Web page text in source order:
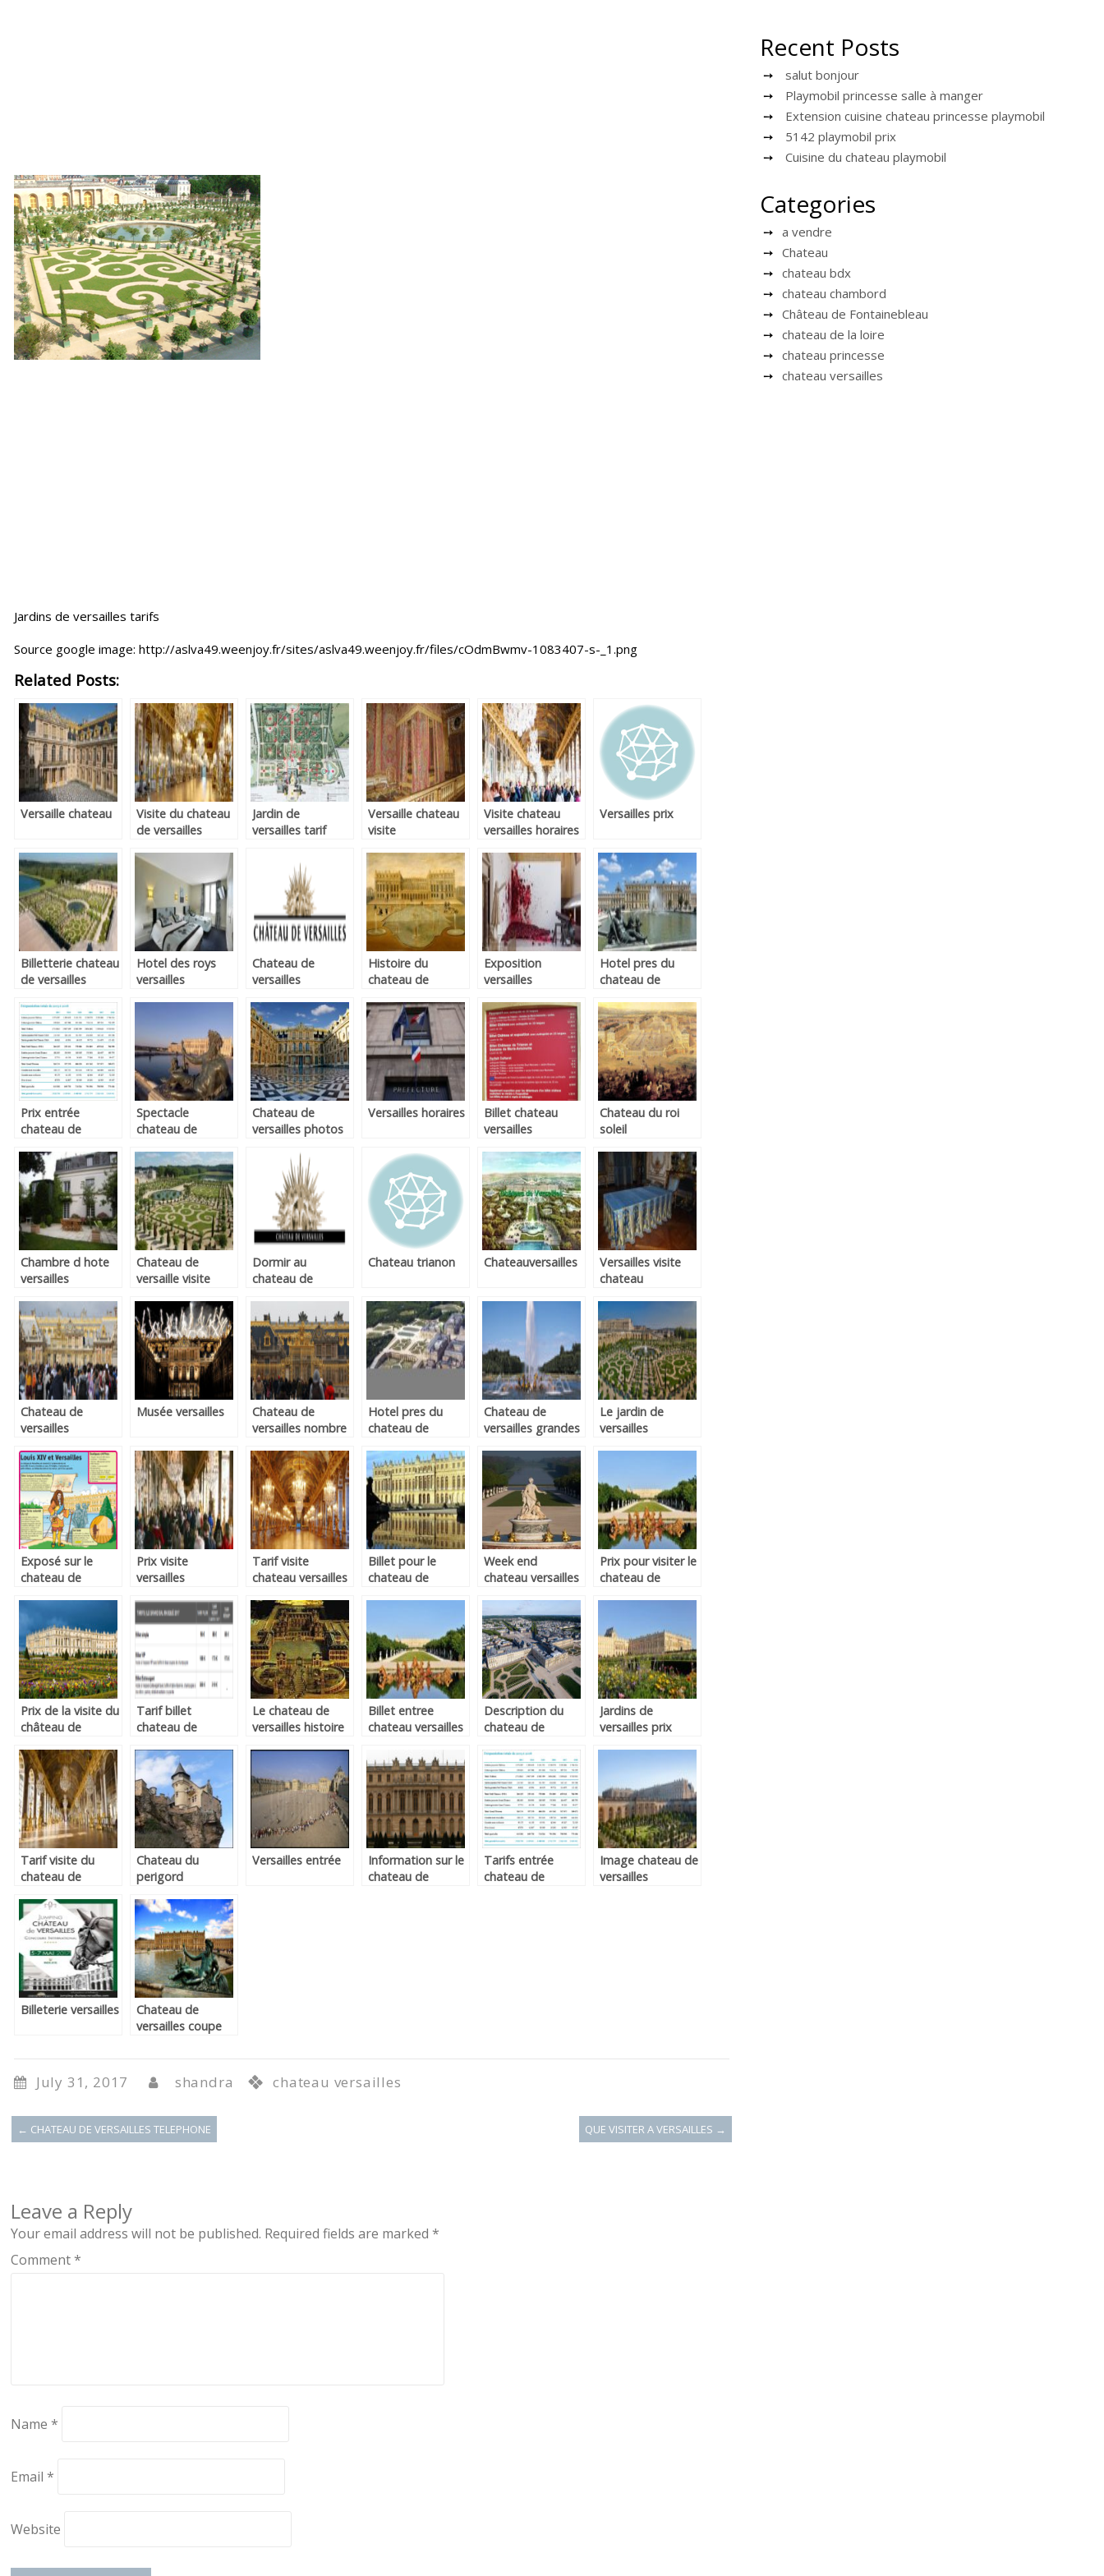
Recent Posts
salut bonjour
Playmobil princesse salle à manger
Extension cuisine chateau princesse playmobil
5142 playmobil prix
Cuisine du chateau playmobil
Categories
a vendre
Chateau
chateau bdx
chateau chambord
Château de Fontainebleau
chateau de la loire
chateau princesse
chateau versailles
Jardins de versailles tarifs
Source google image: http://aslva49.weenjoy.fr/sites/aslva49.weenjoy.fr/files/cOdmBwmv-1083407-s-_1.png
Related Posts:
Versaille chateau
Visite du chateau
de versailles
Jardin de
versailles tarif
Versaille chateau
visite
Visite chateau
versailles horaires
Versailles prix
Billetterie chateau
de versailles
Hotel des roys
versailles
Chateau de
versailles
Histoire du
chateau de
Exposition
versailles
Hotel pres du
chateau de
Prix entrée
chateau de
Spectacle
chateau de
Chateau de
versailles photos
Versailles horaires
Billet chateau
versailles
Chateau du roi
soleil
Chambre d hote
versailles
Chateau de
versaille visite
Dormir au
chateau de
Chateau trianon Chateauversailles
Versailles visite
chateau
Chateau de
versailles
Musée versailles
Chateau de
versailles nombre
Hotel pres du
chateau de
Chateau de
versailles grandes
Le jardin de
versailles
Exposé sur le
chateau de
Prix visite
versailles
Tarif visite
chateau versailles
Billet pour le
chateau de
Week end
chateau versailles
Prix pour visiter le
chateau de
Prix de la visite du
château de
Tarif billet
chateau de
Le chateau de
versailles histoire
Billet entree
chateau versailles
Description du
chateau de
Jardins de
versailles prix
Tarif visite du
chateau de
Chateau du
perigord
Versailles entrée
Information sur le
chateau de
Tarifs entrée
chateau de
Image chateau de
versailles
Billeterie versailles
Chateau de
versailles coupe
July 31, 2017 shandra chateau versailles
← CHATEAU DE VERSAILLES TELEPHONE QUE VISITER A VERSAILLES →
Leave a Reply
Your email address will not be published. Required fields are marked *
Comment*
Name *
Email *
Website